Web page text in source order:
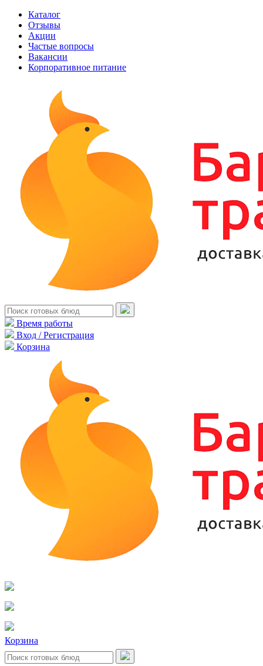
Каталог
Отзывы
Акции
Частые вопросы
Вакансии
Корпоративное питание
Время работы
Вход / Регистрация
Корзина
Корзина